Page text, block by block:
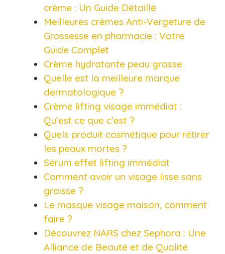
crème : Un Guide Détaillé
Meilleures crèmes Anti-Vergeture de
Grossesse en pharmacie : Votre
Guide Complet
Crème hydratante peau grasse
Quelle est la meilleure marque
dermatologique ?
Crème lifting visage immédiat :
Qu’est ce que c’est ?
Quels produit cosmétique pour rétirer
les peaux mortes ?
Sérum effet lifting immédiat
Comment avoir un visage lisse sans
graisse ?
Le masque visage maison, comment
faire ?
Découvrez NARS chez Sephora : Une
Alliance de Beauté et de Qualité